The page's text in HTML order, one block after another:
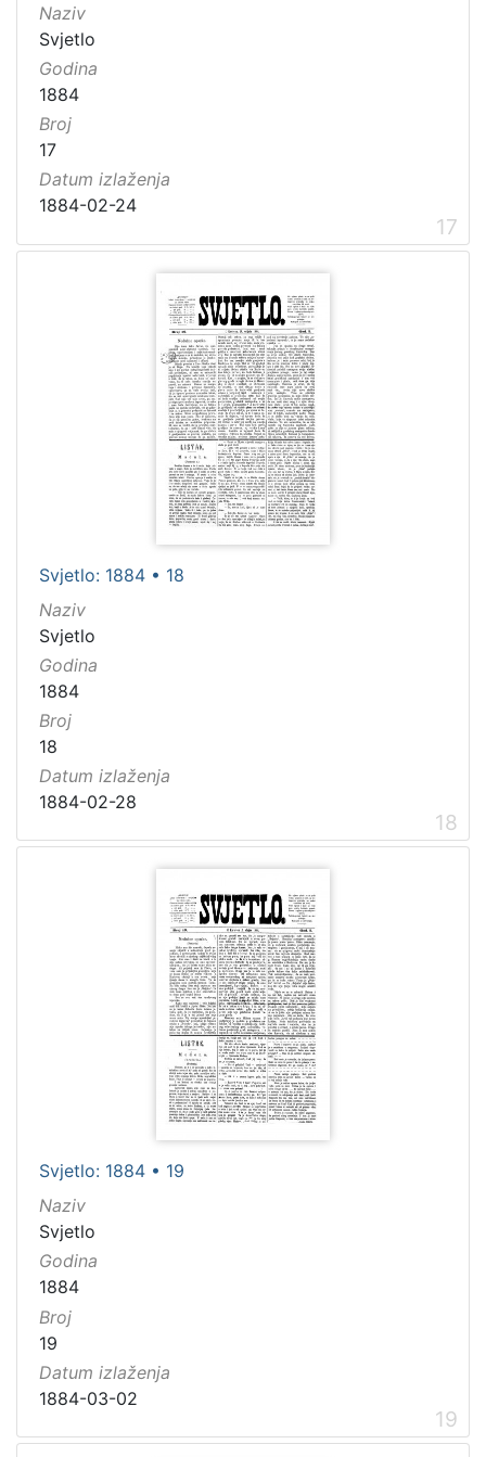
Naziv
Svjetlo
Godina
1884
Broj
17
Datum izlaženja
1884-02-24
17
Svjetlo: 1884 • 18
Naziv
Svjetlo
Godina
1884
Broj
18
Datum izlaženja
1884-02-28
18
Svjetlo: 1884 • 19
Naziv
Svjetlo
Godina
1884
Broj
19
Datum izlaženja
1884-03-02
19